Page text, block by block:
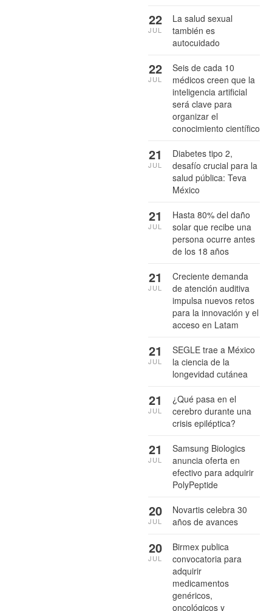
La salud sexual
también es
autocuidado
22
JUL
Seis de cada 10
médicos creen que la
inteligencia artificial
será clave para
organizar el
conocimiento científico
22
JUL
Diabetes tipo 2,
desafío crucial para la
salud pública: Teva
México
21
JUL
Hasta 80% del daño
solar que recibe una
persona ocurre antes
de los 18 años
21
JUL
Creciente demanda
de atención auditiva
impulsa nuevos retos
para la innovación y el
acceso en Latam
21
JUL
SEGLE trae a México
la ciencia de la
longevidad cutánea
21
JUL
¿Qué pasa en el
cerebro durante una
crisis epiléptica?
21
JUL
Samsung Biologics
anuncia oferta en
efectivo para adquirir
PolyPeptide
21
JUL
Novartis celebra 30
años de avances
20
JUL
Birmex publica
convocatoria para
adquirir
medicamentos
genéricos,
oncológicos y
20
JUL